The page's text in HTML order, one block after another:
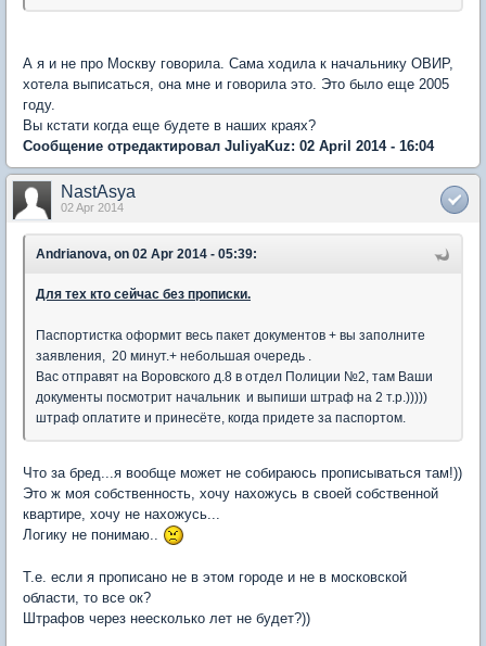
А я и не про Москву говорила. Сама ходила к начальнику ОВИР,
хотела выписаться, она мне и говорила это. Это было еще 2005
году.
Вы кстати когда еще будете в наших краях?
Сообщение отредактировал JuliyaKuz: 02 April 2014 - 16:04
NastAsya
02 Apr 2014
Andrianova, on 02 Apr 2014 - 05:39:
Для тех кто сейчас без прописки.
Паспортистка оформит весь пакет документов + вы заполните
заявления, 20 минут.+ небольшая очередь .
Вас отправят на Воровского д.8 в отдел Полиции №2, там Ваши
документы посмотрит начальник и выпиши штраф на 2 т.р.)))))
штраф оплатите и принесёте, когда придете за паспортом.
Что за бред...я вообще может не собираюсь прописываться там!))
Это ж моя собственность, хочу нахожусь в своей собственной
квартире, хочу не нахожусь...
Логику не понимаю..
Т.е. если я прописано не в этом городе и не в московской
области, то все ок?
Штрафов через неесколько лет не будет?))